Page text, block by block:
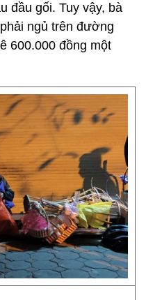
đầu gối. Tuy vậy, bà
ngủ trên đường
600.000 đồng một